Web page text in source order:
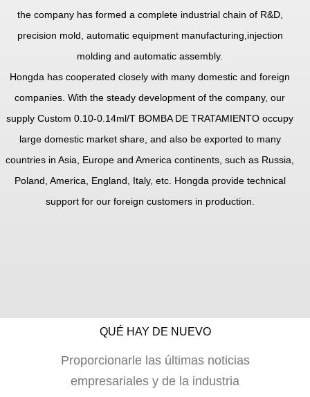
the company has formed a complete industrial chain of R&D,
precision mold, automatic equipment manufacturing,injection
molding and automatic assembly.
Hongda has cooperated closely with many domestic and foreign
companies. With the steady development of the company, our
supply Custom 0.10-0.14ml/T BOMBA DE TRATAMIENTO occupy
large domestic market share, and also be exported to many
countries in Asia, Europe and America continents, such as Russia,
Poland, America, England, Italy, etc. Hongda provide technical
support for our foreign customers in production.
QUÉ HAY DE NUEVO
Proporcionarle las últimas noticias
empresariales y de la industria